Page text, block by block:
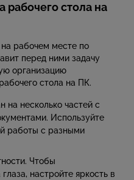
рабочего стола на
рабочем месте по
перед ними задачу
организацию
стола на ПК.
на несколько частей с
Используйте
работы с разными
Чтобы
настройте яркость в